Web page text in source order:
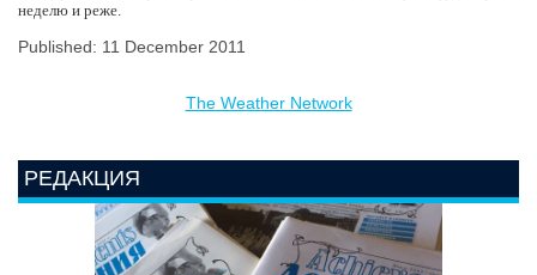
неделю и реже.
Published: 11 December 2011
The Weather Network
РЕДАКЦИЯ